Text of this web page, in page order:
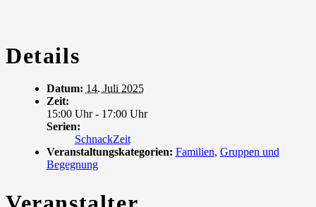
Details
Datum: 14. Juli 2025
Zeit:
15:00 Uhr - 17:00 Uhr
Serien:
SchnackZeit
Veranstaltungskategorien: Familien, Gruppen und
Begegnung